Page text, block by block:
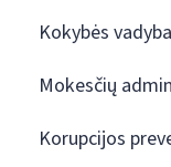
Kokybės vadyba
Mokesčių
Korupcijos